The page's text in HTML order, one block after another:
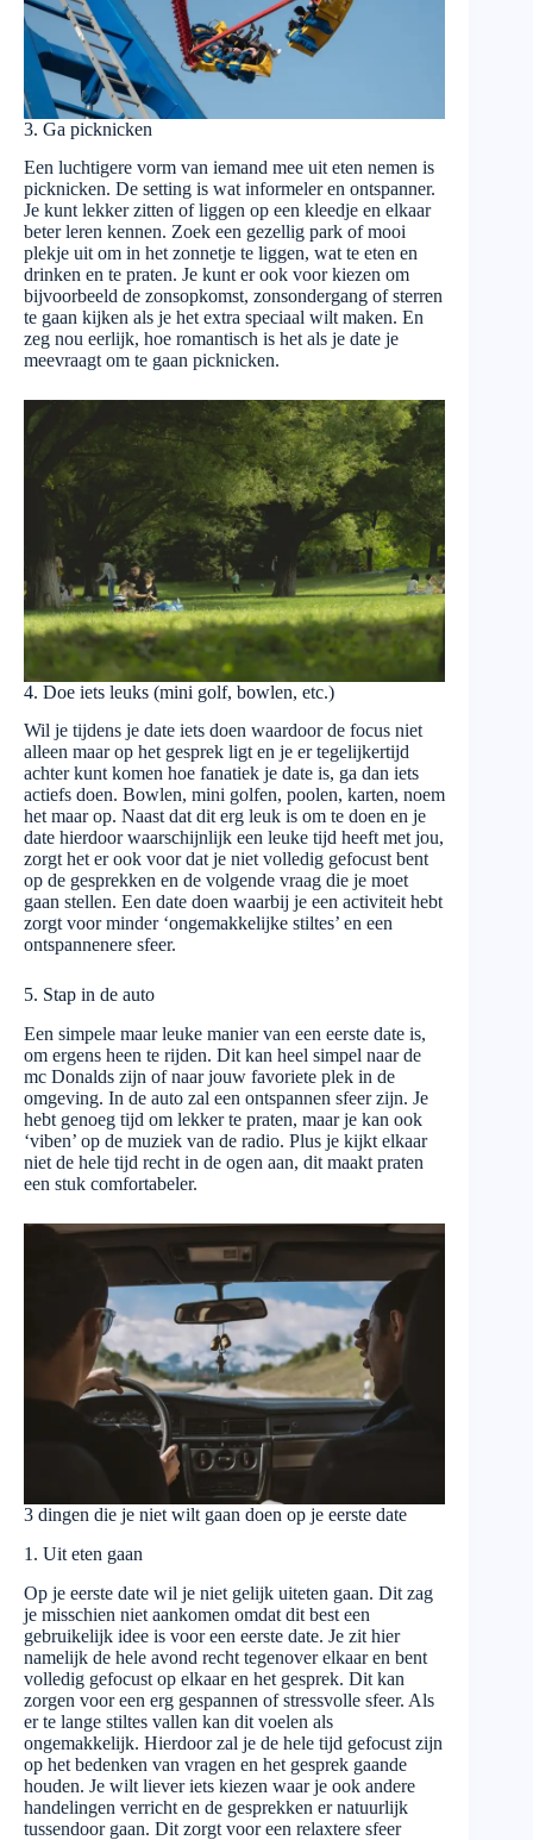
3. Ga picknicken
Een luchtigere vorm van iemand mee uit eten nemen is
picknicken. De setting is wat informeler en ontspanner.
Je kunt lekker zitten of liggen op een kleedje en elkaar
beter leren kennen. Zoek een gezellig park of mooi
plekje uit om in het zonnetje te liggen, wat te eten en
drinken en te praten. Je kunt er ook voor kiezen om
bijvoorbeeld de zonsopkomst, zonsondergang of sterren
te gaan kijken als je het extra speciaal wilt maken. En
zeg nou eerlijk, hoe romantisch is het als je date je
meevraagt om te gaan picknicken.
4. Doe iets leuks (mini golf, bowlen, etc.)
Wil je tijdens je date iets doen waardoor de focus niet
alleen maar op het gesprek ligt en je er tegelijkertijd
achter kunt komen hoe fanatiek je date is, ga dan iets
actiefs doen. Bowlen, mini golfen, poolen, karten, noem
het maar op. Naast dat dit erg leuk is om te doen en je
date hierdoor waarschijnlijk een leuke tijd heeft met jou,
zorgt het er ook voor dat je niet volledig gefocust bent
op de gesprekken en de volgende vraag die je moet
gaan stellen. Een date doen waarbij je een activiteit hebt
zorgt voor minder ‘ongemakkelijke stiltes’ en een
ontspannenere sfeer.
5. Stap in de auto
Een simpele maar leuke manier van een eerste date is,
om ergens heen te rijden. Dit kan heel simpel naar de
mc Donalds zijn of naar jouw favoriete plek in de
omgeving. In de auto zal een ontspannen sfeer zijn. Je
hebt genoeg tijd om lekker te praten, maar je kan ook
‘viben’ op de muziek van de radio. Plus je kijkt elkaar
niet de hele tijd recht in de ogen aan, dit maakt praten
een stuk comfortabeler.
3 dingen die je niet wilt gaan doen op je eerste date
1. Uit eten gaan
Op je eerste date wil je niet gelijk uiteten gaan. Dit zag
je misschien niet aankomen omdat dit best een
gebruikelijk idee is voor een eerste date. Je zit hier
namelijk de hele avond recht tegenover elkaar en bent
volledig gefocust op elkaar en het gesprek. Dit kan
zorgen voor een erg gespannen of stressvolle sfeer. Als
er te lange stiltes vallen kan dit voelen als
ongemakkelijk. Hierdoor zal je de hele tijd gefocust zijn
op het bedenken van vragen en het gesprek gaande
houden. Je wilt liever iets kiezen waar je ook andere
handelingen verricht en de gesprekken er natuurlijk
tussendoor gaan. Dit zorgt voor een relaxtere sfeer